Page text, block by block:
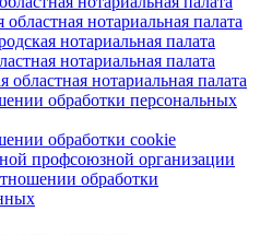
областная нотариальная палата
нотариальная палата
нотариальная палата
областная нотариальная палата
обработки персональных
обработки cookie
профсоюзной организации
обработки